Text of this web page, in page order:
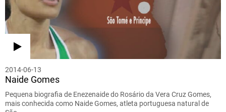
2014-06-13
Naide Gomes
Pequena biografia de Enezenaide do Rosário da Vera Cruz Gomes,
mais conhecida como Naide Gomes, atleta portuguesa natural de